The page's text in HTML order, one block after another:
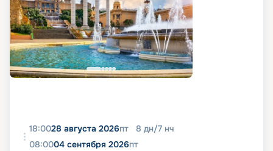
18:0028 августа 2026пт 8 дн/7 нч
08:0004 сентября 2026пт